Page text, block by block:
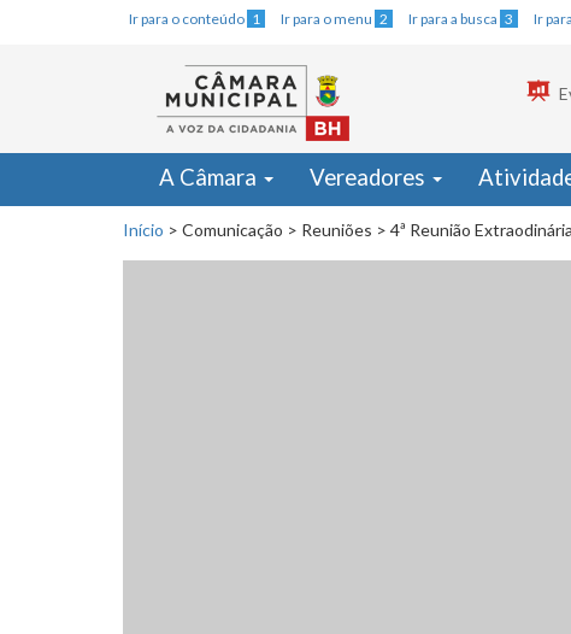
Ir para o conteúdo 1 Ir para o menu 2 Ir para a busca 3 Ir
A Câmara Vereadores
Início > Comunicação > Reuniões > 4ª Reunião